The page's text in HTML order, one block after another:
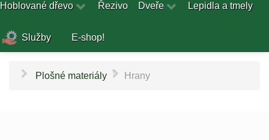
Hoblované dřevo Řezivo Dveře Lepidla a tmely
Služby E-shop!
Plošné materiály \ Hrany